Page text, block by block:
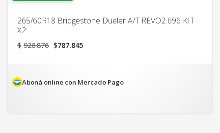
265/60R18 Bridgestone Dueler A/T REVO2 696 KIT
X2
$ 926.876 El
$926.876.
$787.845El
$787.845.
Aboná online con Mercado Pago